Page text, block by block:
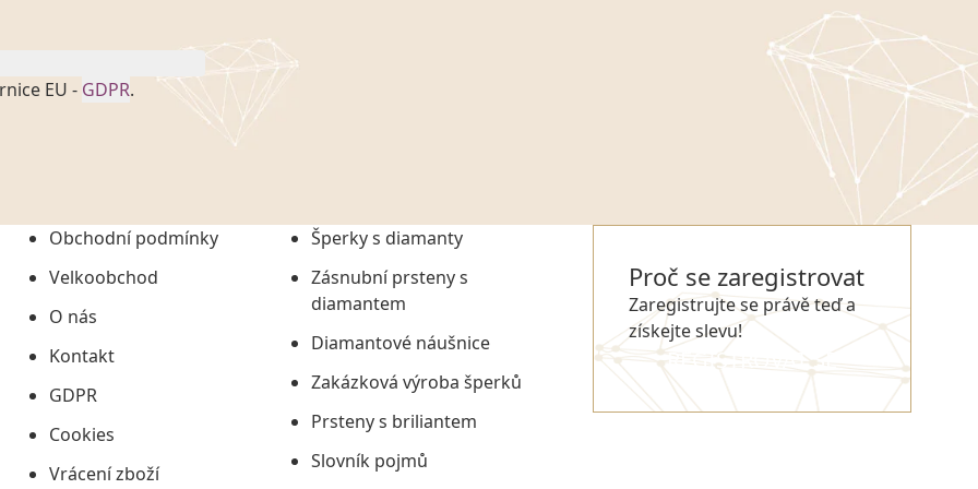
EU - GDPR.
č. 101/2000 Sb. v
uchováním veškerých
údajů či jako jeho
informací, nejdéle
Obchodní podmínky
Velkoobchod
O nás
Kontakt
GDPR
Cookies
Vrácení zboží
Šperky s diamanty
Zásnubní prsteny s
diamantem
Diamantové náušnice
Zakázková výroba šperků
Prsteny s briliantem
Slovník pojmů
Proč se zaregistrovat
Zaregistrujte se právě teď a
získejte slevu!
REGISTROVAT SE